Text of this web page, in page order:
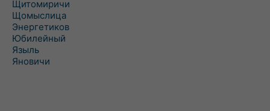
Щитомиричи
Щомыслица
Энергетиков
Юбилейный
Языль
Яновичи